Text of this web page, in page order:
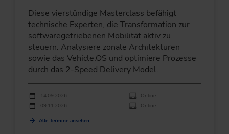
Diese vierstündige Masterclass befähigt
technische Experten, die Transformation zur
softwaregetriebenen Mobilität aktiv zu
steuern. Analysiere zonale Architekturen
sowie das Vehicle.OS und optimiere Prozesse
durch das 2-Speed Delivery Model.
Durchführungen
Veranstaltungsdatum
14.09.2026
Online
09.11.2026
Online
Alle Termine ansehen